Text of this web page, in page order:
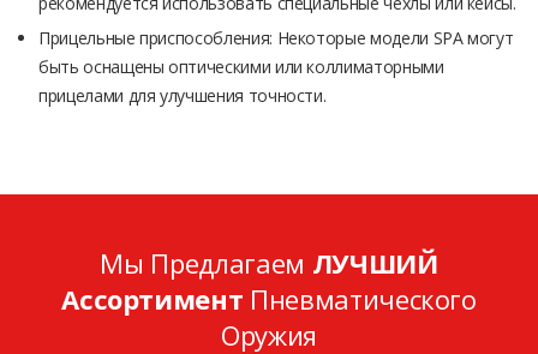
Прицельные приспособления: Некоторые модели SPA могут
быть оснащены оптическими или коллиматорными
прицелами для улучшения точности.
Мы Предлагаем ЛУЧШИЙ
Ассортимент Пневматического
Оружия